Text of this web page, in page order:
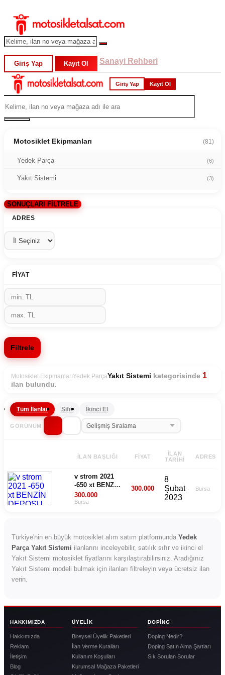
Giriş Yap Kayıt Ol Sanayi Rehberi
Giriş Yap Kayıt Ol
Motosiklet Ekipmanları (81)
Yedek Parça (6)
Yakıt Sistemi (3)
SONUÇLARI FİLTRELE
ADRES
FIYAT
Filtrele
Motosiklet EkipmanlarıYedek ParçaYakıt Sistemi kategorisinde 1
ilan bulundu.
Tüm İlanlar Sıfır İkinci El
GÖRÜNÜM
İLAN BAŞLIĞI FIYAT
İLAN
TARIHI
ADRES
v strom 2021
-650 xt BENZİN
DEPOSU
HANGİ V
MESELA 2015-
2016-2018
300.000
Bursa
300.000
8
Şubat
2023
Bursa
Türkiye'nin en büyük motosiklet alım satım platformunda Yedek
Parça Yakıt Sistemi ilanlarını inceleyebilir, satılık sıfır ve ikinci el
Yakıt Sistemi motosiklet fiyatlarını karşılaştırabilirsiniz. Aradığınız
Yakıt Sistemi modeli bulmak için ilanları filtreleyin veya ücretsiz ilan
verin.
HAKKIMIZDA
Hakkımızda
Reklam
İletişim
Blog
ÜYELIK
Bireysel Üyelik Paketleri
İlan Verme Kuralları
Kullanım Koşulları
Kurumsal Mağaza Paketleri
DOPING
Doping Nedir?
Doping Satın Alma Şartları
Sık Sorulan Sorular